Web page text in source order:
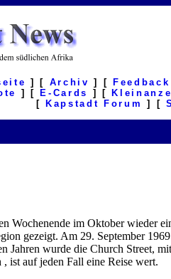
] [ Archiv ] [ Feedback
] [ E-Cards ] [
[
Kapstadt Forum ] [
im Oktober wieder
gezeigt. Am 29. September
Jahren wurde die Church Street,
ist auf jeden Fall eine Reise wert.